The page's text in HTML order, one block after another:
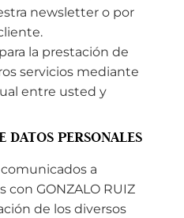
newsletter o por
la prestación de
servicios mediante
entre usted y
PERSONALES
a
con GONZALO RUIZ
de los diversos